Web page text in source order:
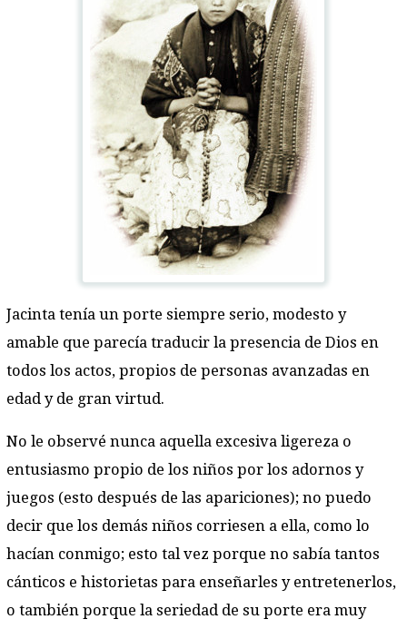
Jacinta tenía un porte siempre serio, modesto y
amable que parecía traducir la presencia de Dios en
todos los actos, propios de personas avanzadas en
edad y de gran virtud.
No le observé nunca aquella excesiva ligereza o
entusiasmo propio de los niños por los adornos y
juegos (esto después de las apariciones); no puedo
decir que los demás niños corriesen a ella, como lo
hacían conmigo; esto tal vez porque no sabía tantos
cánticos e historietas para enseñarles y entretenerlos,
o también porque la seriedad de su porte era muy